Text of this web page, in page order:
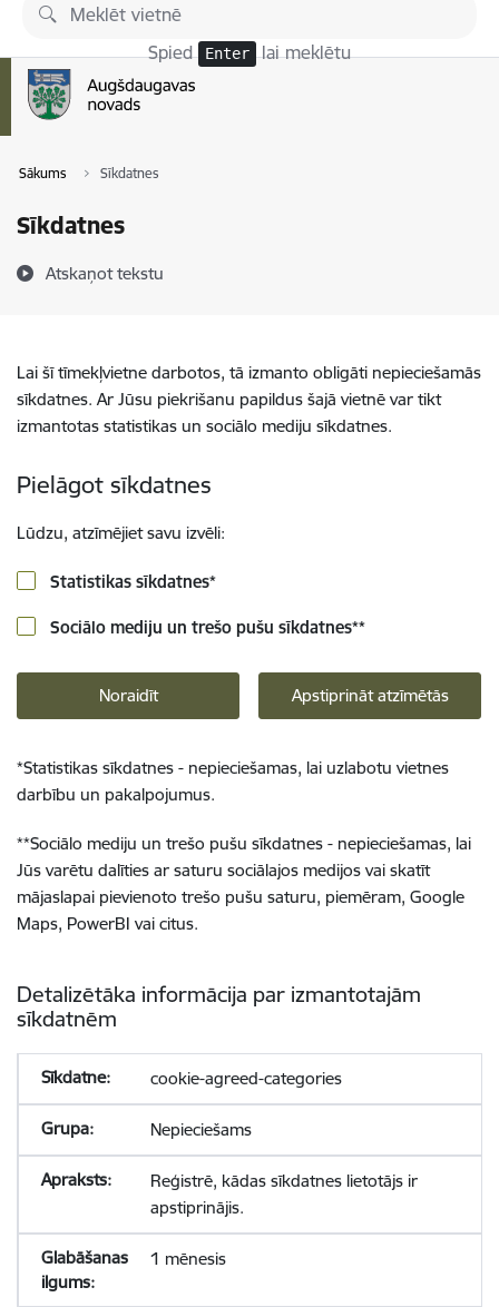
Pāriet uz lapas saturu
Spied Enter lai meklētu
Sākums Sīkdatnes
Sīkdatnes
Atskaņot tekstu
Lai šī tīmekļvietne darbotos, tā izmanto obligāti nepieciešamās
sīkdatnes. Ar Jūsu piekrišanu papildus šajā vietnē var tikt
izmantotas statistikas un sociālo mediju sīkdatnes.
Pielāgot sīkdatnes
Lūdzu, atzīmējiet savu izvēli:
Statistikas sīkdatnes*
Sociālo mediju un trešo pušu sīkdatnes**
Noraidīt Apstiprināt atzīmētās
*Statistikas sīkdatnes - nepieciešamas, lai uzlabotu vietnes
darbību un pakalpojumus.
**Sociālo mediju un trešo pušu sīkdatnes - nepieciešamas, lai
Jūs varētu dalīties ar saturu sociālajos medijos vai skatīt
mājaslapai pievienoto trešo pušu saturu, piemēram, Google
Maps, PowerBI vai citus.
Detalizētāka informācija par izmantotajām
sīkdatnēm
cookie-agreed-categories
Nepieciešams
Reģistrē, kādas sīkdatnes lietotājs ir
apstiprinājis.
1 mēnesis